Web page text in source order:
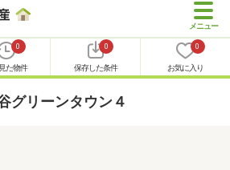
0
た物件
0
保存した条件
0
お気に入り
グリーンタウン４